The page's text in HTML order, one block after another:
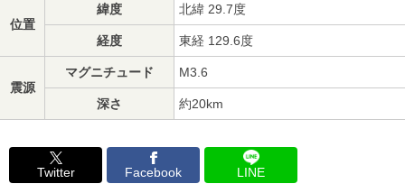
位置
緯度 北緯 29.7度
経度 東経 129.6度
震源
マグニチュード M3.6
深さ 約20km
Twitter Facebook LINE